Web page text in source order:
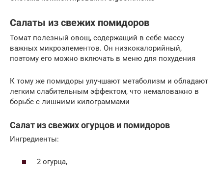
Салаты из свежих помидоров
Томат полезный овощ, содержащий в себе массу
важных микроэлементов. Он низкокалорийный,
поэтому его можно включать в меню для похудения
К тому же помидоры улучшают метаболизм и обладают
легким слабительным эффектом, что немаловажно в
борьбе с лишними килограммами
Салат из свежих огурцов и помидоров
Ингредиенты:
2 огурца,